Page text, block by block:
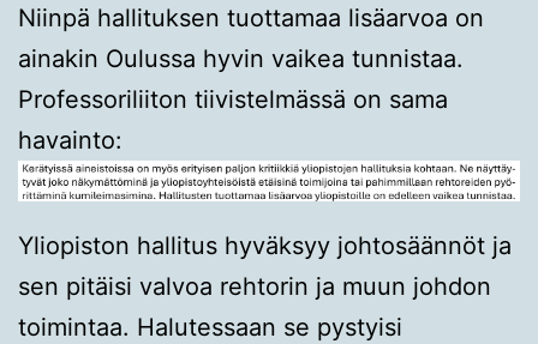
Niinpä hallituksen tuottamaa lisäarvoa on
ainakin Oulussa hyvin vaikea tunnistaa.
Professoriliiton tiivistelmässä on sama
havainto:
Yliopiston hallitus hyväksyy johtosäännöt ja
sen pitäisi valvoa rehtorin ja muun johdon
toimintaa. Halutessaan se pystyisi